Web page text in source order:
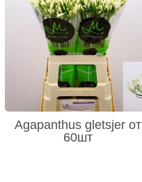
Agapanthus gletsjer от
60шт